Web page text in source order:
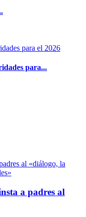
para...
a padres al